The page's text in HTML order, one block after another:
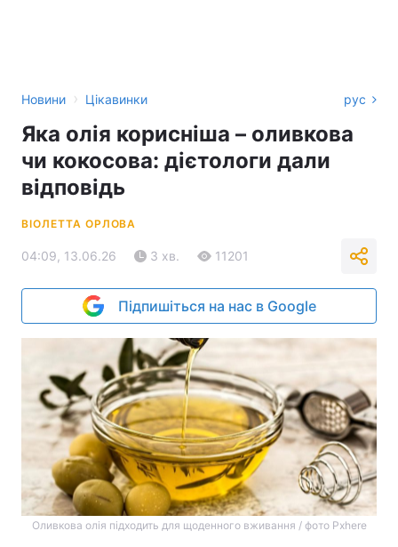
Новини › Цікавинки рус
Яка олія корисніша – оливкова
чи кокосова: дієтологи дали
відповідь
ВІОЛЕТТА ОРЛОВА
04:09, 13.06.26 3 хв. 11201
Підпишіться на нас в Google
Оливкова олія підходить для щоденного вживання / фото Pxhere